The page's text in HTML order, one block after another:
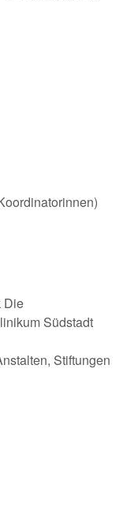
Die
Südstadt
Stiftungen